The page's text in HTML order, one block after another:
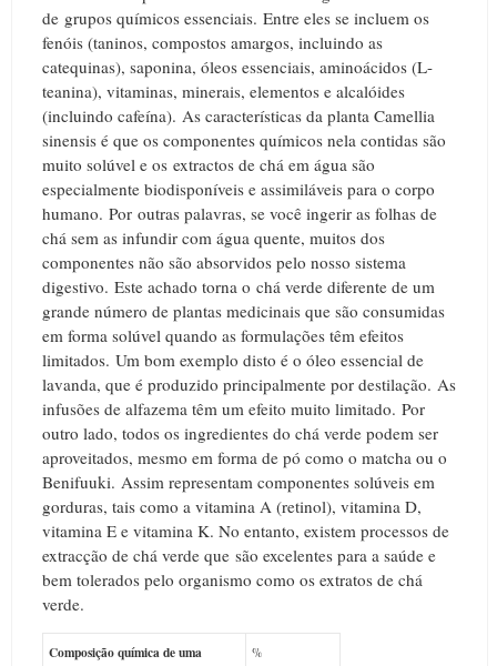
de grupos químicos essenciais. Entre eles se incluem os
fenóis (taninos, compostos amargos, incluindo as
catequinas), saponina, óleos essenciais, aminoácidos (L-
teanina), vitaminas, minerais, elementos e alcalóides
(incluindo cafeína). As características da planta Camellia
sinensis é que os componentes químicos nela contidas são
muito solúvel e os extractos de chá em água são
especialmente biodisponíveis e assimiláveis para o corpo
humano. Por outras palavras, se você ingerir as folhas de
chá sem as infundir com água quente, muitos dos
componentes não são absorvidos pelo nosso sistema
digestivo. Este achado torna o chá verde diferente de um
grande número de plantas medicinais que são consumidas
em forma solúvel quando as formulações têm efeitos
limitados. Um bom exemplo disto é o óleo essencial de
lavanda, que é produzido principalmente por destilação. As
infusões de alfazema têm um efeito muito limitado. Por
outro lado, todos os ingredientes do chá verde podem ser
aproveitados, mesmo em forma de pó como o matcha ou o
Benifuuki. Assim representam componentes solúveis em
gorduras, tais como a vitamina A (retinol), vitamina D,
vitamina E e vitamina K. No entanto, existem processos de
extracção de chá verde que são excelentes para a saúde e
bem tolerados pelo organismo como os extratos de chá
verde.
Composição química de uma
%